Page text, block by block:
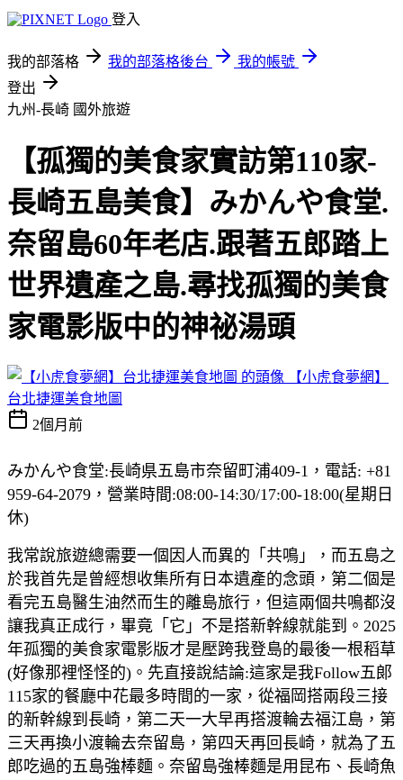
登入
我的部落格 我的部落格後台
我的帳號
登出
九州-長崎 國外旅遊
【孤獨的美食家實訪第110家-
長崎五島美食】みかんや食堂.
奈留島60年老店.跟著五郎踏上
世界遺產之島.尋找孤獨的美食
家電影版中的神祕湯頭
【小虎食夢網】
台北捷運美食地圖
2個月前
みかんや食堂:長崎県五島市奈留町浦409-1，電話: +81
959-64-2079，營業時間:08:00-14:30/17:00-18:00(星期日
休)
我常說旅遊總需要一個因人而異的「共鳴」，而五島之
於我首先是曾經想收集所有日本遺產的念頭，第二個是
看完五島醫生油然而生的離島旅行，但這兩個共鳴都沒
讓我真正成行，畢竟「它」不是搭新幹線就能到。2025
年孤獨的美食家電影版才是壓跨我登島的最後一根稻草
(好像那裡怪怪的)。先直接說結論:這家是我Follow五郞
115家的餐廳中花最多時間的一家，從福岡搭兩段三接
的新幹線到長崎，第二天一大早再搭渡輪去福江島，第
三天再換小渡輪去奈留島，第四天再回長崎，就為了五
郎吃過的五島強棒麵。奈留島強棒麵是用昆布、長崎魚